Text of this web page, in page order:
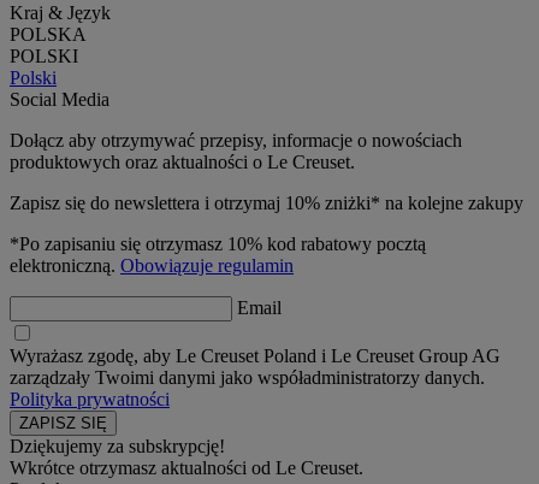
Kraj & Język
POLSKA
POLSKI
Polski
Social Media
Dołącz aby otrzymywać przepisy, informacje o nowościach
produktowych oraz aktualności o Le Creuset.
Zapisz się do newslettera i otrzymaj 10% zniżki* na kolejne zakupy
*Po zapisaniu się otrzymasz 10% kod rabatowy pocztą
elektroniczną. Obowiązuje regulamin
Email
Wyrażasz zgodę, aby Le Creuset Poland i Le Creuset Group AG
zarządzały Twoimi danymi jako współadministratorzy danych.
Polityka prywatności
Dziękujemy za subskrypcję!
Wkrótce otrzymasz aktualności od Le Creuset.